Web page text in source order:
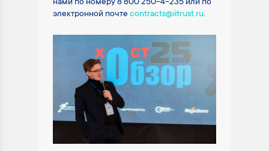
нами по номеру 8 800 250-4-235 или по
электронной почте contracts@iitrust.ru.